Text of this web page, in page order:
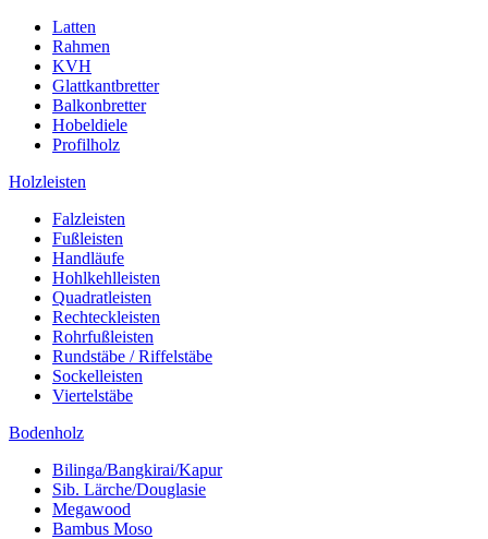
Latten
Rahmen
KVH
Glattkantbretter
Balkonbretter
Hobeldiele
Profilholz
Holzleisten
Falzleisten
Fußleisten
Handläufe
Hohlkehlleisten
Quadratleisten
Rechteckleisten
Rohrfußleisten
Rundstäbe / Riffelstäbe
Sockelleisten
Viertelstäbe
Bodenholz
Bilinga/Bangkirai/Kapur
Sib. Lärche/Douglasie
Megawood
Bambus Moso